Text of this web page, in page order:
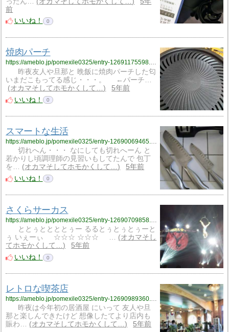
前
いいね！
0
焼肉パーチ
https://ameblo.jp/pomexile0325/entry-12691175598.html
昨夜友人や旦那と 晩飯に焼肉パーチした匂
いまだこもってる感じ・・・。 ←パーチ…
オカマそしてホモかくして…
5年前
いいね！
0
スマートな生活
切れへん・・・ なにしても切れへーん と
若かりし頃調理師の見習いもしてたんで 包丁
を…
オカマそしてホモかくして…
5年前
いいね！
0
さくらサーカス
https://ameblo.jp/pomexile0325/entry-12690709858.html
ととぅととととぅー るるとぅとぅとぅーと
ぅ いぇーぃ ☆☆☆ ☆☆☆ …
オカマそし
てホモかくして…
5年前
いいね！
0
レトロな喫茶店
https://ameblo.jp/pomexile0325/entry-12690989360.html
昨夜は今年初の居酒屋 にいって 友人や旦
那と楽しんできたけど 想像したてより店内も
賑わ…
オカマそしてホモかくして…
5年前